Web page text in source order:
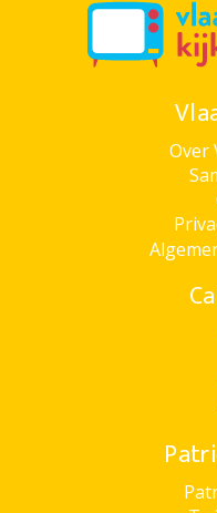
Over